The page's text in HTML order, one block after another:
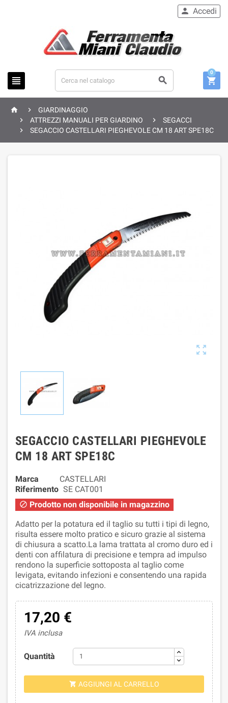
 
 Accedi

0
 
GIARDINAGGIO

ATTREZZI MANUALI PER GIARDINO 
SEGACCI

SEGACCIO CASTELLARI PIEGHEVOLE CM 18 ART SPE18C

SEGACCIO CASTELLARI PIEGHEVOLE
CM 18 ART SPE18C
Marca
CASTELLARI
Riferimento SE CAT001
 Prodotto non disponibile in magazzino
Adatto per la potatura ed il taglio su tutti i tipi di legno,
risulta essere molto pratico e sicuro grazie al sistema
di chiusura a scatto.La lama trattata al cromo duro ed i
denti con affilatura di precisione e tempra ad impulso
rendono la superficie sottoposta al taglio come
levigata, evitando infezioni e consentendo una rapida
cicatrizzazione del legno.
17,20 €
IVA inclusa
Quantità
 AGGIUNGI AL CARRELLO